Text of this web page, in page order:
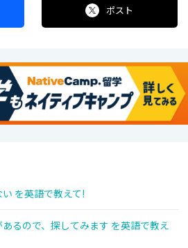
ポスト
を英語で教えて!
るので、探してみます を英語で教え